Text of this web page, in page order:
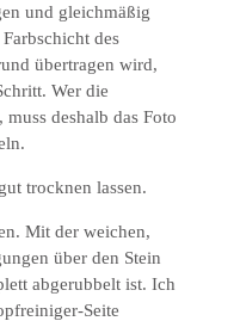
und gleichmäßig
des
übertragen wird,
Wer die
deshalb das Foto
trocknen lassen.
Mit der weichen,
über den Stein
abgerubbelt ist. Ich
Seite